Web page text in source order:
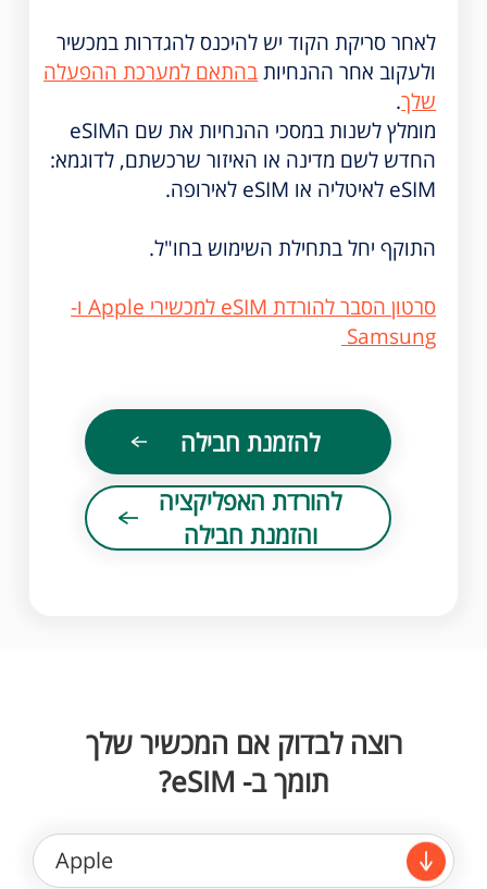
לאחר סריקת הקוד יש להיכנס להגדרות במכשיר
ולעקוב אחר ההנחיותבהתאם למערכת ההפעלה
שלך.
מומלץ לשנות במסכי ההנחיות את שם הeSIM
החדש לשם מדינה או האיזור שרכשתם, לדוגמא:
eSIM לאיטליה או eSIM לאירופה.
התוקף יחל בתחילת השימוש בחו"ל.
סרטון הסבר להורדת eSIM למכשירי Apple ו-
Samsung
להזמנת חבילה
להורדת האפליקציה
והזמנת חבילה
רוצה לבדוק אם המכשיר שלך
תומך ב- eSIM?
Apple